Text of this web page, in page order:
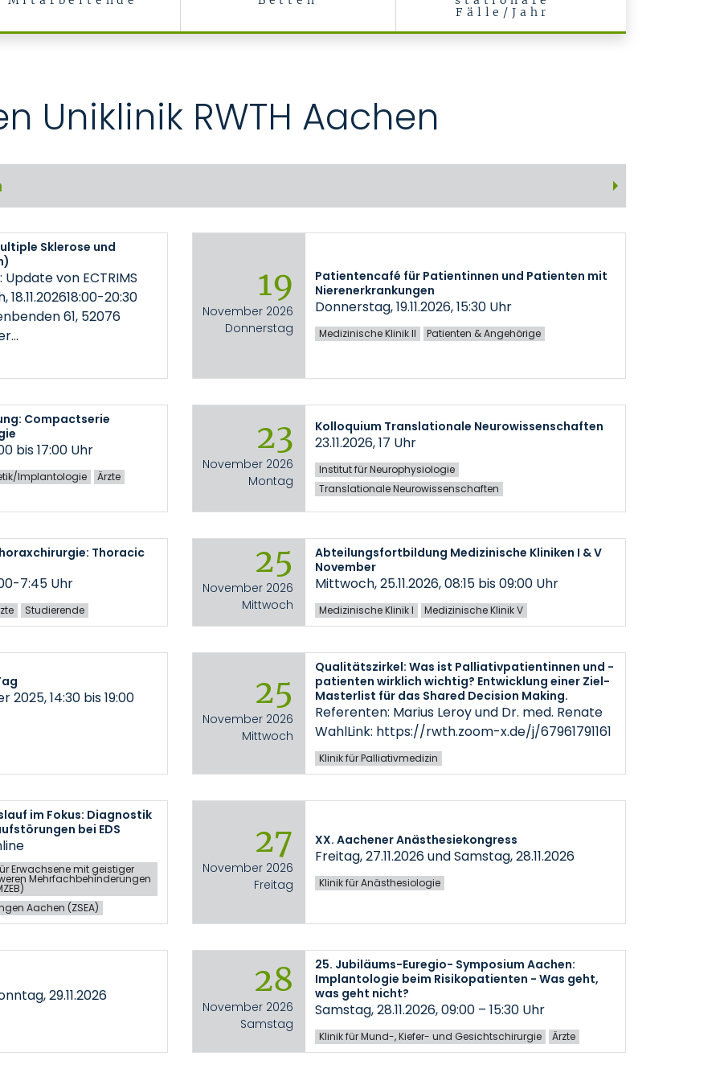
Fälle/Jahr
Uniklinik RWTH Aachen
Sklerose und
von ECTRIMS
20:30
61, 52076
19
November 2026
Donnerstag
Patientencafé für Patientinnen und Patienten mit
Nierenerkrankungen
Donnerstag, 19.11.2026, 15:30 Uhr
Medizinische Klinik II Patienten & Angehörige
Compactserie
bis 17:00 Uhr
Implantologie Ärzte
23
November 2026
Montag
Kolloquium Translationale Neurowissenschaften
23.11.2026, 17 Uhr
Institut für Neurophysiologie
Translationale Neurowissenschaften
Thoracic
7:45 Uhr
Studierende
25
November 2026
Mittwoch
Abteilungsfortbildung Medizinische Kliniken I & V
November
Mittwoch, 25.11.2026, 08:15 bis 09:00 Uhr
Medizinische Klinik I Medizinische Klinik V
14:30 bis 19:00 25
November 2026
Mittwoch
Qualitätszirkel: Was ist Palliativpatientinnen und -
patienten wirklich wichtig? Entwicklung einer Ziel-
Masterlist für das Shared Decision Making.
Referenten: Marius Leroy und Dr. med. Renate
WahlLink: https://rwth.zoom-x.de/j/67961791161
Klinik für Palliativmedizin
im Fokus: Diagnostik
bei EDS
Erwachsene mit geistiger
Mehrfachbehinderungen
Aachen (ZSEA)
27
November 2026
Freitag
XX. Aachener Anästhesiekongress
Freitag, 27.11.2026 und Samstag, 28.11.2026
Klinik für Anästhesiologie
29.11.2026 28
November 2026
Samstag
25. Jubiläums-Euregio- Symposium Aachen:
Implantologie beim Risikopatienten - Was geht,
was geht nicht?
Samstag, 28.11.2026, 09:00 – 15:30 Uhr
Klinik für Mund-, Kiefer- und Gesichtschirurgie Ärzte